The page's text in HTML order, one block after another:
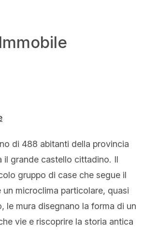
di 488 abitanti della provincia
il grande castello cittadino. Il
gruppo di case che segue il
microclima particolare, quasi
le mura disegnano la forma di un
vie e riscoprire la storia antica